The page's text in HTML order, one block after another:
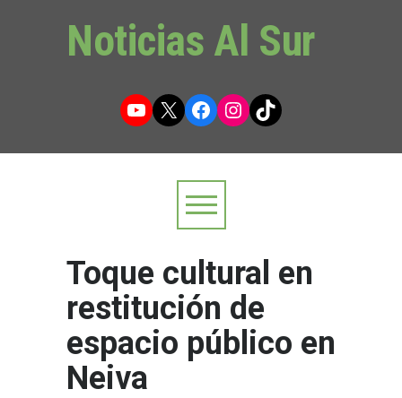
Noticias Al Sur
YouTube
X Facebook
Instagram
TikTok
Toque cultural en
restitución de
espacio público en
Neiva